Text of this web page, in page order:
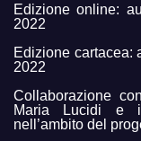
Edizione online:
2022
Edizione cartacea:
2022
Collaborazione
Maria Lucidi e
nell’ambito del